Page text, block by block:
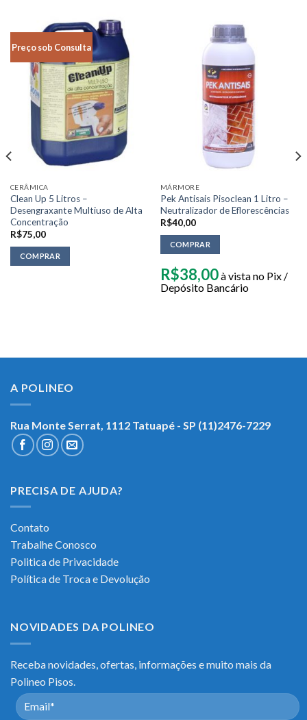
Preço sob Consulta
CERÂMICA
Clean Up 5 Litros –
Desengraxante Multiuso de Alta
Concentração
R$75,00
COMPRAR
MÁRMORE
Pek Antisais Pisoclean 1 Litro –
Neutralizador de Eflorescências
R$40,00
COMPRAR
R$38,00à vista no Pix /
Depósito Bancário
A POLINEO
Rua Monte Serrat, 1112 Tatuapé - SP (11)2476-7229
PRECISA DE AJUDA?
Contato
Trabalhe Conosco
Politica de Privacidade
Política de Troca e Devolução
NOVIDADES DA POLINEO
Receba novidades, ofertas, informações e muito mais da
Polineo Pisos.